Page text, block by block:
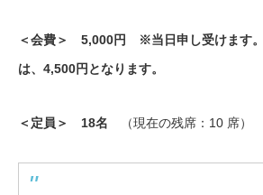
＜会費＞ 5,000円 ※当日申し受けます。
は、4,500円となります。
＜定員＞ 18名 （現在の残席：10 席）